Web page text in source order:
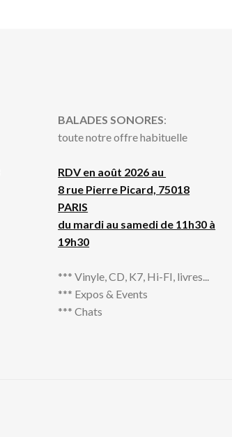
BALADES SONORES:
toute notre offre habituelle
RDV en août 2026 au
8 rue Pierre Picard, 75018
PARIS
du mardi au samedi de 11h30 à
19h30
*** Vinyle, CD, K7, Hi-FI, livres...
*** Expos & Events
*** Chats